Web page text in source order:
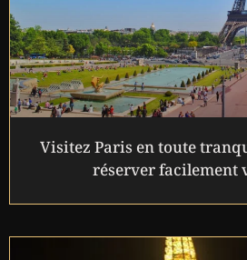
Visitez Paris en toute
réserver facilement